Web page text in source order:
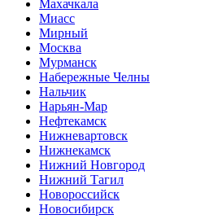
Махачкала
Миасс
Мирный
Москва
Мурманск
Набережные Челны
Нальчик
Нарьян-Мар
Нефтекамск
Нижневартовск
Нижнекамск
Нижний Новгород
Нижний Тагил
Новороссийск
Новосибирск